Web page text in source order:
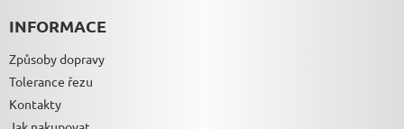
INFORMACE
Způsoby dopravy
Tolerance řezu
Kontakty